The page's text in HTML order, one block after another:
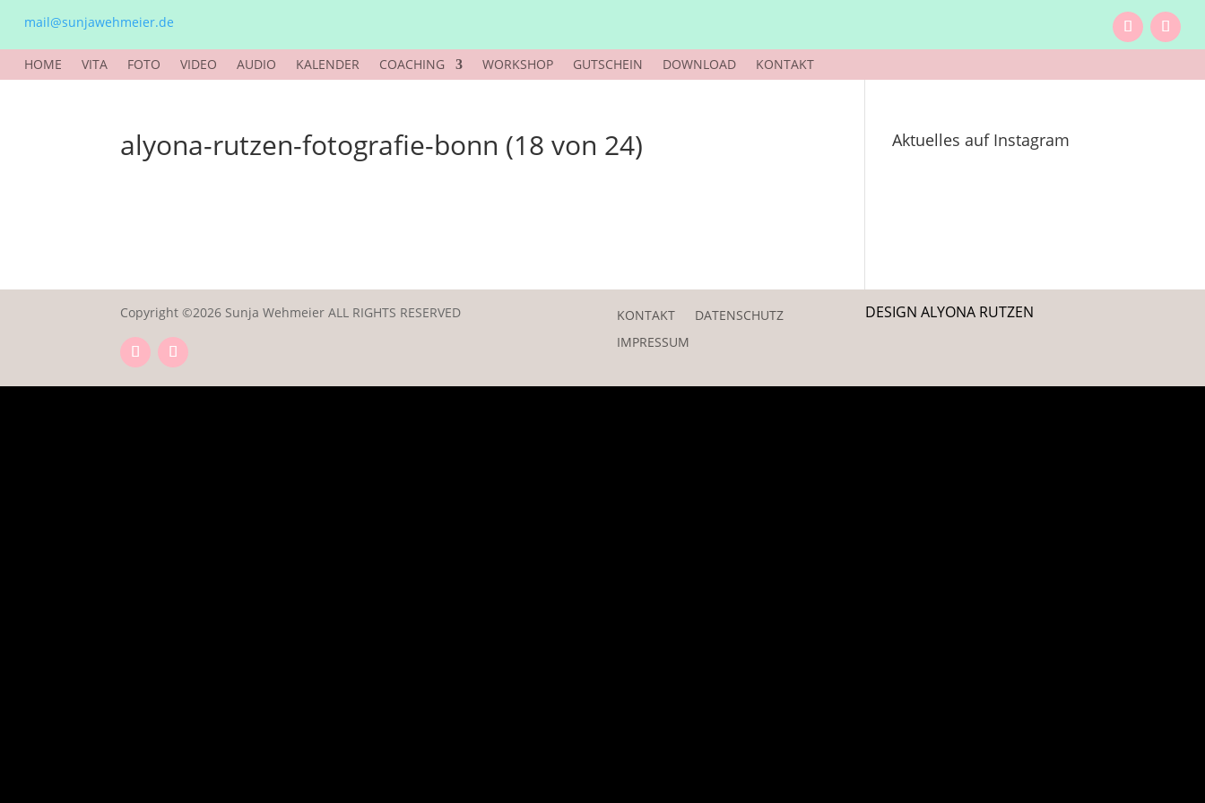
mail@sunjawehmeier.de
HOME VITA FOTO VIDEO AUDIO KALENDER COACHING WORKSHOP GUTSCHEIN DOWNLOAD KONTAKT
alyona-rutzen-fotografie-bonn (18 von 24) Aktuelles auf Instagram
Copyright ©2026 Sunja Wehmeier ALL RIGHTS RESERVED KONTAKT
DATENSCHUTZ
IMPRESSUM
DESIGN ALYONA RUTZEN